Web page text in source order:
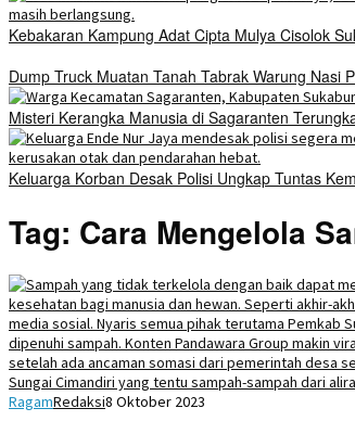
Kebakaran Kampung Adat Cipta Mulya Cisolok
Dump Truck Muatan Tanah Tabrak Warung Nasi
Misteri Kerangka Manusia di Sagaranten
Keluarga Korban Desak Polisi Ungkap Tuntas
Tag: Cara Mengelola
RagamRedaksi8 Oktober 2023